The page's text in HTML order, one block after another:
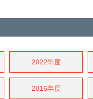
2022年度
2016年度